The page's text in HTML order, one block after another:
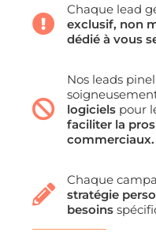
Chaque lead
exclusif, non
dédié à vous
Nos leads
logiciels pour
faciliter la
commerciaux.
Chaque
stratégie
besoins